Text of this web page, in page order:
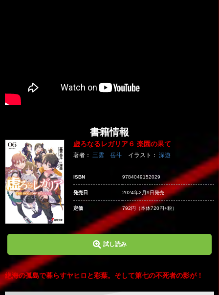
書籍情報
虚ろなるレガリア６ 楽園の果て
著者： 三雲 岳斗 イラスト： 深遊
ISBN 9784049152029
発売日 2024年2月9日発売
定価 792円 （本体720円+税）
試し読み
絶海の孤島で暮らすヤヒロと彩葉。そして第七の不死者の影が！